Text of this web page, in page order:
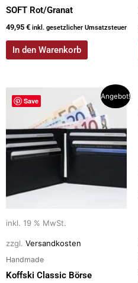
SOFT Rot/Granat
49,95 € inkl. gesetzlicher Umsatzsteuer
In den Warenkorb
Save
Angebot!
inkl. 19 % MwSt.
zzgl. Versandkosten
Handmade
Koffski Classic Börse
Preis
79,00 €
ist:
45,00 €.